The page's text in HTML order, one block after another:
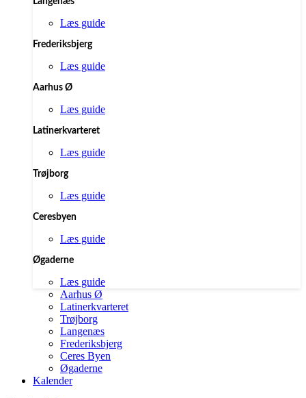
Læs guide
Frederiksbjerg
Læs guide
Aarhus Ø
Læs guide
Latinerkvarteret
Læs guide
Trøjborg
Læs guide
Ceresbyen
Læs guide
Øgaderne
Læs guide
Aarhus Ø
Latinerkvarteret
Trøjborg
Langenæs
Frederiksbjerg
Ceres Byen
Øgaderne
Kalender